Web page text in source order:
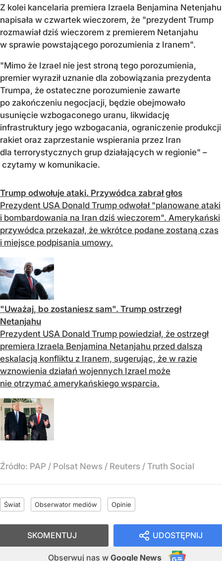
Z kolei kancelaria premiera Izraela Benjamina Netenjahu
napisała w czwartek wieczorem, że "prezydent Trump
rozmawiał dziś wieczorem z premierem Netanjahu
w sprawie powstającego porozumienia z Iranem".
"Mimo że Izrael nie jest stroną tego porozumienia,
premier wyraził uznanie dla zobowiązania prezydenta
Trumpa, że ostateczne porozumienie zawarte
po zakończeniu negocjacji, będzie obejmowało
usunięcie wzbogaconego uranu, likwidację
infrastruktury jego wzbogacania, ograniczenie produkcji
rakiet oraz zaprzestanie wspierania przez Iran
dla terrorystycznych grup działających w regionie" –
czytamy w komunikacie.
Trump odwołuje ataki. Przywódca zabrał głos
Prezydent USA Donald Trump odwołał "planowane ataki
i bombardowania na Iran dziś wieczorem". Amerykański
przywódca przekazał, że wkrótce podane zostaną czas
i miejsce podpisania umowy.
"Uważaj, bo zostaniesz sam". Trump ostrzegł
Netanjahu
Prezydent USA Donald Trump powiedział, że ostrzegł
premiera Izraela Benjamina Netanjahu przed dalszą
eskalacją konfliktu z Iranem, sugerując, że w razie
wznowienia działań wojennych Izrael może
nie otrzymać amerykańskiego wsparcia.
Źródło: PAP / Polsat News / Reuters / Truth Social
Świat Obserwator mediów Opinie
UDOSTĘPNIJ
Obserwuj nas w Google News
SKOMENTUJ